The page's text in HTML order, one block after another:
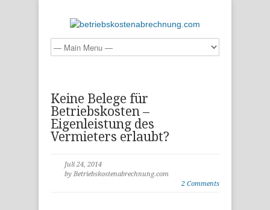
Keine Belege für
Betriebskosten –
Eigenleistung des
Vermieters erlaubt?
Juli 24, 2014
by Betriebskostenabrechnung.com
2 Comments